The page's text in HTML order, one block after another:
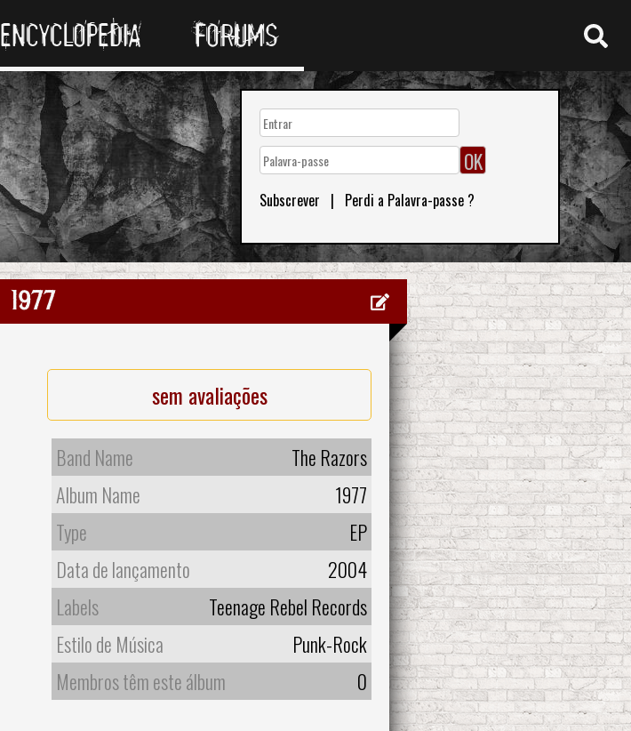
ENCYCLOPEDIA FORUMS
Subscrever | Perdi a Palavra-passe ?
1977
sem avaliações
Band Name
The Razors
Album Name
1977
Type
EP
Data de lançamento
2004
Labels
Teenage Rebel Records
Estilo de Música
Punk-Rock
Membros têm este álbum
0